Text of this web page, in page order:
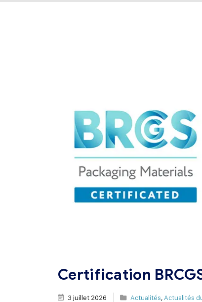
Certification
3 juillet 2026 Actualités, Actualités